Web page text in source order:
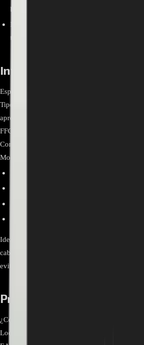
baja diafonía.
Material flexible que permite guiado
televisor.
Información relevante
Especificación Detalle Marca LG Electronics
Tipo Cable Flex FFC/LVDS para interconexión
aproximada ~325 mm (puede variar según
FFC de inserción a presión con pestaña de
Conexión de main board a T-Con / módulo de
Modelos confirmados
Identificación visual Código “EAD63990503”
cable Instalación Inserción alineada en zócalos
evitar pliegues cerrados
Preguntas frecuentes
¿Cómo confirmo que este flex es compatible
Localiza el flex original y verifica que el código